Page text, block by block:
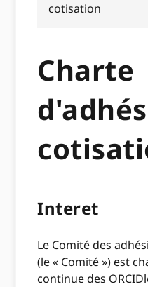
cotisation
Charte
Interet
Le Comité des
(le « Comité ») est
continue des